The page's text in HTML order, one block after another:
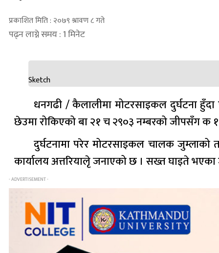
प्रकाशित मिति : २०७९ श्रावण ८ गते
पढ्न लाग्ने समय : 1 मिनेट
Sketch
धनगढी / कैलालीमा मोटरसाइकल दुर्घटना
छेउमा रोकिएको बा २१ च २९०३ नम्बरको जीपसँग क
दुर्घटनामा परेर मोटरसाइकल चालक जुम्लाको
कार्यालय अत्तरियालेृ जनाएको छ । सख्त घाइते
- ADVERTISEMENT -